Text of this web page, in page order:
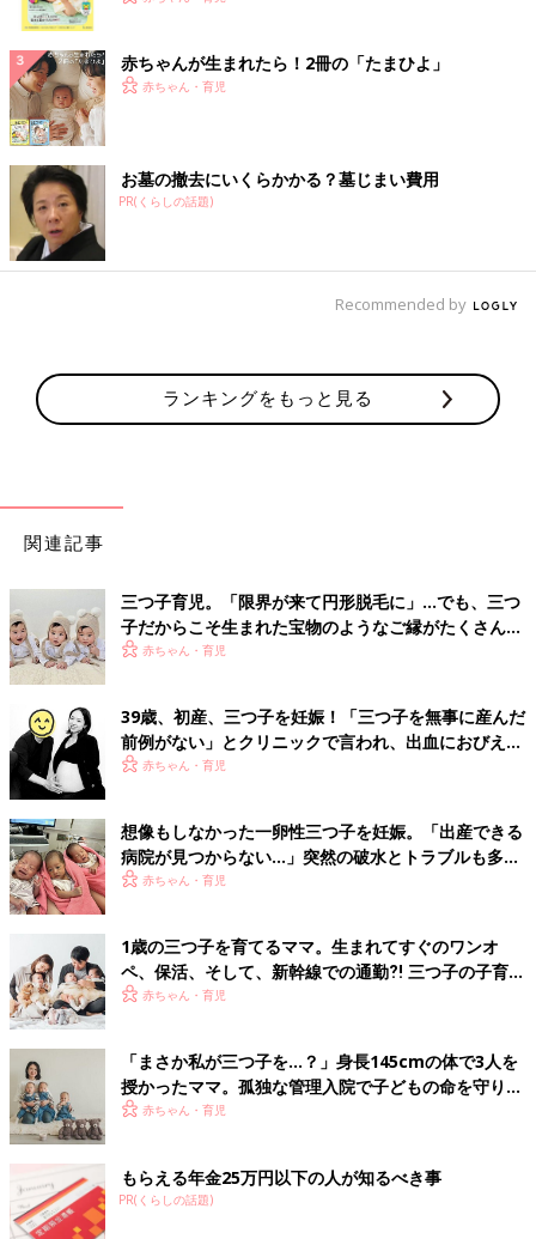
赤ちゃんが生まれたら！2冊の「たまひよ」
赤ちゃん・育児
お墓の撤去にいくらかかる？墓じまい費用
PR(くらしの話題)
Recommended by
ランキングをもっと見る
関連記事
三つ子育児。「限界が来て円形脱毛に」…でも、三つ
子だからこそ生まれた宝物のようなご縁がたくさん！
【体験談】
赤ちゃん・育児
39歳、初産、三つ子を妊娠！「三つ子を無事に産んだ
前例がない」とクリニックで言われ、出血におびえる
日々…【桑子英里アナ・インタビュー】
赤ちゃん・育児
想像もしなかった一卵性三つ子を妊娠。「出産できる
病院が見つからない…」突然の破水とトラブルも多数
経験！【体験談】
赤ちゃん・育児
1歳の三つ子を育てるママ。生まれてすぐのワンオ
ペ、保活、そして、新幹線での通勤⁈ 三つ子の子育て
のリアル【多胎育児体験談】
赤ちゃん・育児
「まさか私が三つ子を…？」身長145cmの体で3人を
授かったママ。孤独な管理入院で子どもの命を守り抜
いた！【多胎インタビュー・前編】
赤ちゃん・育児
もらえる年金25万円以下の人が知るべき事
PR(くらしの話題)